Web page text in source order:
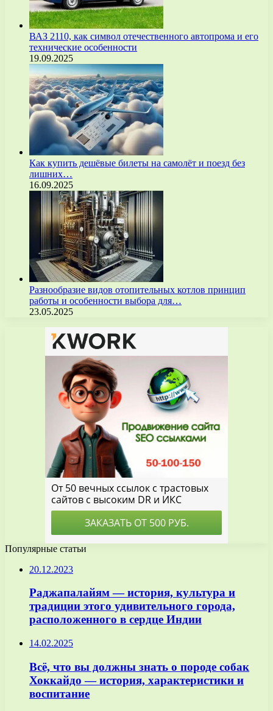
ВАЗ 2110, как символ отечественного автопрома и его
технические особенности
19.09.2025
Как купить дешёвые билеты на самолёт и поезд без
лишних…
16.09.2025
Разнообразие видов отопительных котлов принцип
работы и особенности выбора для…
23.05.2025
Популярные статьи
20.12.2023
Раджапалайям — история, культура и
традиции этого удивительного города,
расположенного в сердце Индии
14.02.2025
Всё, что вы должны знать о породе собак
Хоккайдо — история, характеристики и
воспитание